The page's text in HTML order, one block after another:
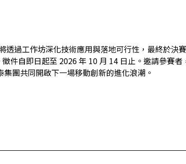
過工作坊深化技術應用與落地可行性，最終於決
件自即日起至 2026 年 10 月 14 日止。邀請參賽者
團共同開啟下一場移動創新的進化浪潮。